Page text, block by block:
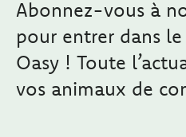
Abonnez-vous à
pour entrer dans
Oasy ! Toute
vos animaux de